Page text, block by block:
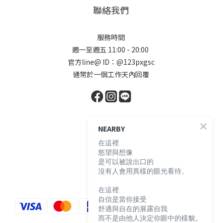
聯絡我們
服務時間
週一至週五 11:00 - 20:00
官方line@ ID：@123pxgsc
通常於一個工作天內回覆
顧客服務
購物須知
退換貨說明
防詐騙宣導
NEARBY
在這裡
慾望與想像
是可以被說出口的
沒有人會用異樣的眼光看待。
在這裡
自信是當你接受
舒適與自在的展露自我
而不是由他人決定你眼中的樣貌。